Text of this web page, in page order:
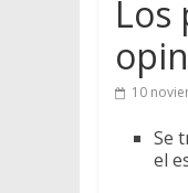
Los
10
Se
el